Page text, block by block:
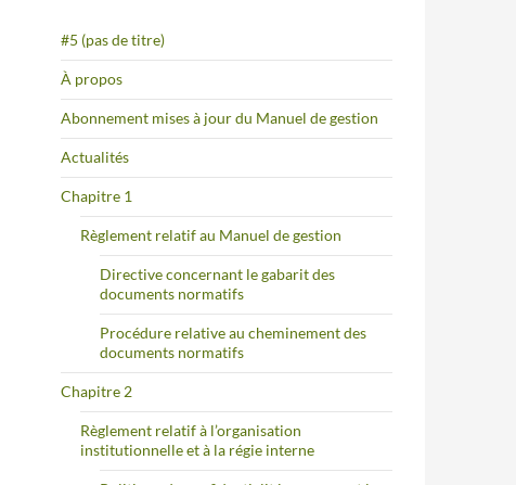
#5 (pas de titre)
À propos
Abonnement mises à jour du Manuel de gestion
Actualités
Chapitre 1
Règlement relatif au Manuel de gestion
Directive concernant le gabarit des
documents normatifs
Procédure relative au cheminement des
documents normatifs
Chapitre 2
Règlement relatif à l’organisation
institutionnelle et à la régie interne